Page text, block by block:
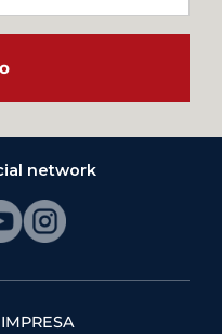
network
IMPRESA